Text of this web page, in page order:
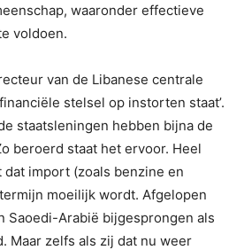
waaronder effectieve
voldoen.
van de Libanese centrale
stelsel op instorten staat’.
staatsleningen hebben bijna de
beroerd staat het ervoor. Heel
import (zoals benzine en
moeilijk wordt. Afgelopen
Saoedi-Arabië bijgesprongen als
Maar zelfs als zij dat nu weer